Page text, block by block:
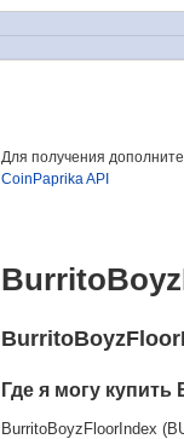
Для получения
CoinPaprika API
Где я могу
BurritoBoyzFloorIndex